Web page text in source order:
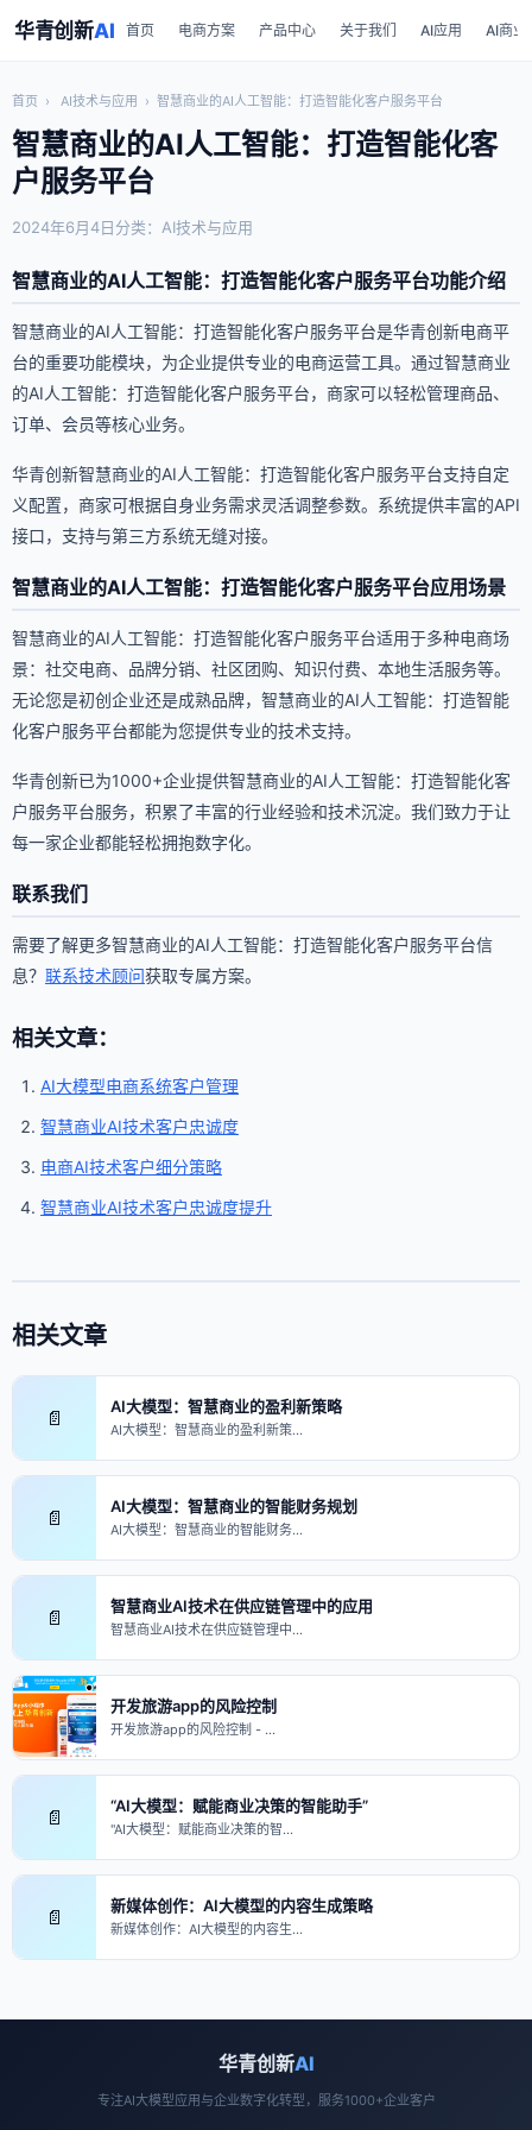
华青创新AI 首页 电商方案 产品中心 关于我们 AI应用 AI商业
首页 › AI技术与应用 › 智慧商业的AI人工智能：打造智能化客户服务平台
智慧商业的AI人工智能：打造智能化客
户服务平台
2024年6月4日分类：AI技术与应用
智慧商业的AI人工智能：打造智能化客户服务平台功能介绍
智慧商业的AI人工智能：打造智能化客户服务平台是华青创新电商平
台的重要功能模块，为企业提供专业的电商运营工具。通过智慧商业
的AI人工智能：打造智能化客户服务平台，商家可以轻松管理商品、
订单、会员等核心业务。
华青创新智慧商业的AI人工智能：打造智能化客户服务平台支持自定
义配置，商家可根据自身业务需求灵活调整参数。系统提供丰富的API
接口，支持与第三方系统无缝对接。
智慧商业的AI人工智能：打造智能化客户服务平台应用场景
智慧商业的AI人工智能：打造智能化客户服务平台适用于多种电商场
景：社交电商、品牌分销、社区团购、知识付费、本地生活服务等。
无论您是初创企业还是成熟品牌，智慧商业的AI人工智能：打造智能
化客户服务平台都能为您提供专业的技术支持。
华青创新已为1000+企业提供智慧商业的AI人工智能：打造智能化客
户服务平台服务，积累了丰富的行业经验和技术沉淀。我们致力于让
每一家企业都能轻松拥抱数字化。
联系我们
需要了解更多智慧商业的AI人工智能：打造智能化客户服务平台信
息？ 联系技术顾问获取专属方案。
相关文章：
AI大模型电商系统客户管理
智慧商业AI技术客户忠诚度
电商AI技术客户细分策略
智慧商业AI技术客户忠诚度提升
相关文章
📄 AI大模型：智慧商业的盈利新策略
AI大模型：智慧商业的盈利新策…
📄 AI大模型：智慧商业的智能财务规划
AI大模型：智慧商业的智能财务…
📄 智慧商业AI技术在供应链管理中的应用
智慧商业AI技术在供应链管理中…
开发旅游app的风险控制
开发旅游app的风险控制 - …
📄 “AI大模型：赋能商业决策的智能助手”
"AI大模型：赋能商业决策的智…
📄 新媒体创作：AI大模型的内容生成策略
新媒体创作：AI大模型的内容生…
华青创新AI
专注AI大模型应用与企业数字化转型，服务1000+企业客户